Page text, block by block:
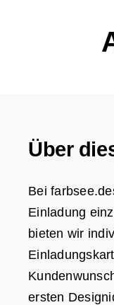
Über
Bei
Einladung
bieten wir
ersten